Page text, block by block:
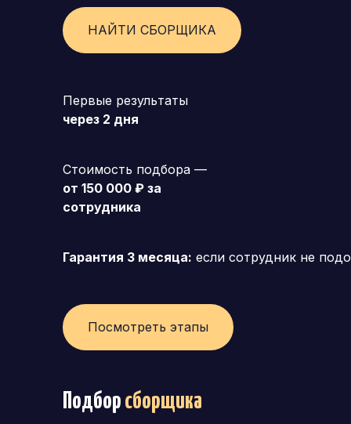
НАЙТИ СБОРЩИКА
Первые результаты
через 2 дня
Стоимость подбора —
от 150 000 ₽ за
сотрудника
Гарантия 3 месяца: если сотрудник не
Посмотреть этапы
Подбор сборщика